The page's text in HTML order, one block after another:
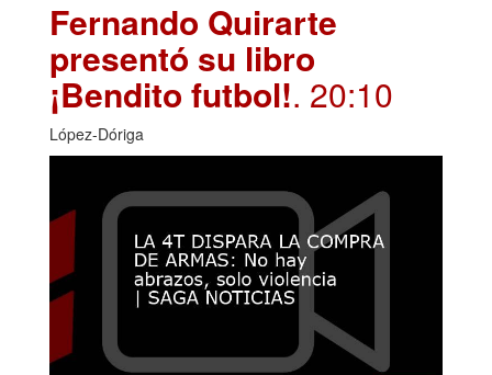
Fernando Quirarte
presentó su libro
¡Bendito futbol!. 20:10
López-Dóriga